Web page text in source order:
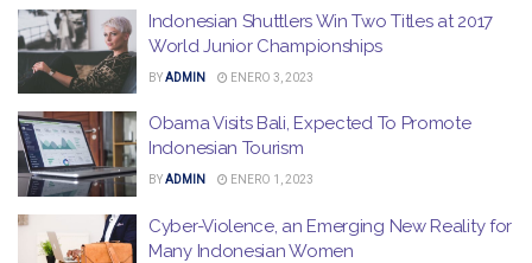
Indonesian Shuttlers Win Two Titles at 2017
World Junior Championships
BYADMIN ENERO 3, 2023
Obama Visits Bali, Expected To Promote
Indonesian Tourism
BYADMIN ENERO 1, 2023
Cyber-Violence, an Emerging New Reality for
Many Indonesian Women